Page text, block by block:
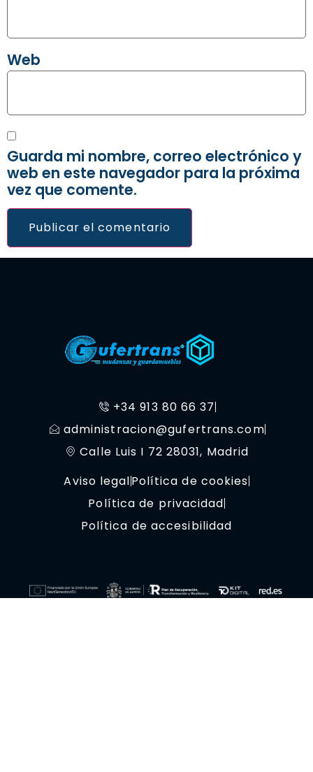
Web
Guarda mi nombre, correo electrónico y
web en este navegador para la próxima
vez que comente.
+34 913 80 66 37
administracion@gufertrans.com
Calle Luis I 72 28031, Madrid
Aviso legalPolítica de cookies
Política de privacidad
Política de accesibilidad